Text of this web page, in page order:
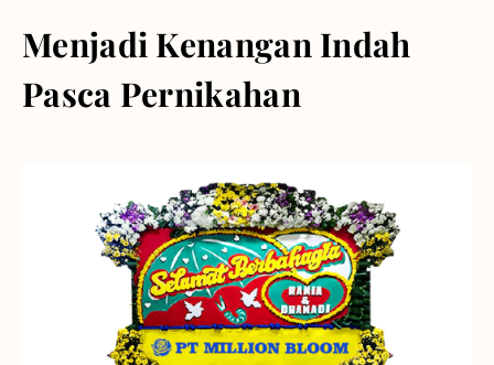
Menjadi Kenangan Indah
Pasca Pernikahan